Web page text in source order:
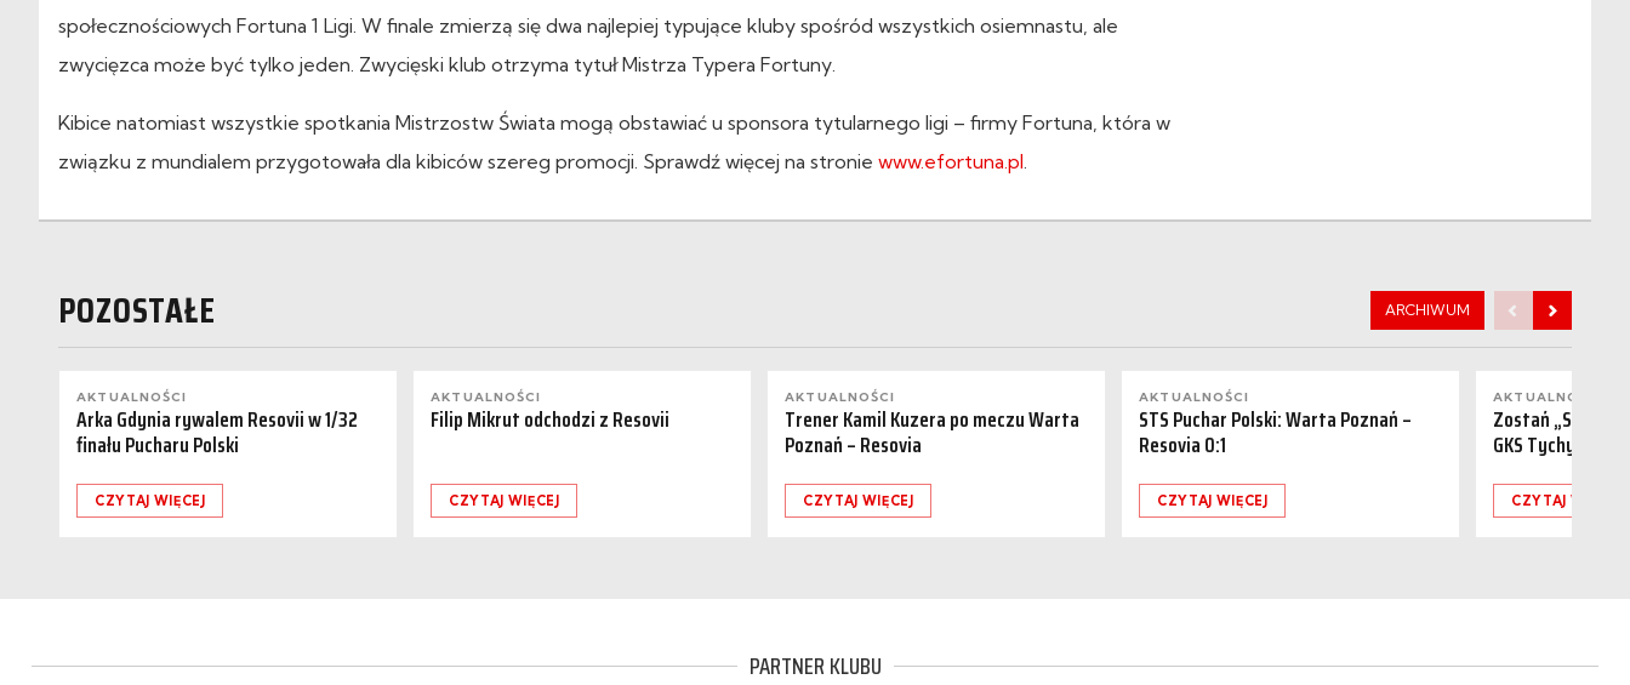
społecznościowych Fortuna 1 Ligi. W finale zmierzą się dwa najlepiej typujące kluby spośród wszystkich osiemnastu, ale
zwycięzca może być tylko jeden. Zwycięski klub otrzyma tytuł Mistrza Typera Fortuny.
Kibice natomiast wszystkie spotkania Mistrzostw Świata mogą obstawiać u sponsora tytularnego ligi – firmy Fortuna, która w
związku z mundialem przygotowała dla kibiców szereg promocji. Sprawdź więcej na stronie www.efortuna.pl
POZOSTAŁE ARCHIWUM
AKTUALNOŚCI
Arka Gdynia rywalem Resovii w 1/32
finału Pucharu Polski
CZYTAJ WIĘCEJ
AKTUALNOŚCI
Filip Mikrut odchodzi z Resovii
CZYTAJ WIĘCEJ
AKTUALNOŚCI
Trener Kamil Kuzera po meczu Warta
Poznań – Resovia
CZYTAJ WIĘCEJ
AKTUALNOŚCI
STS Puchar Polski: Warta Poznań –
Resovia 0:1
CZYTAJ WIĘCEJ
AKTUALNOŚCI
Zostań
GKS Tychy
CZYTAJ WIĘCEJ
PARTNER KLUBU